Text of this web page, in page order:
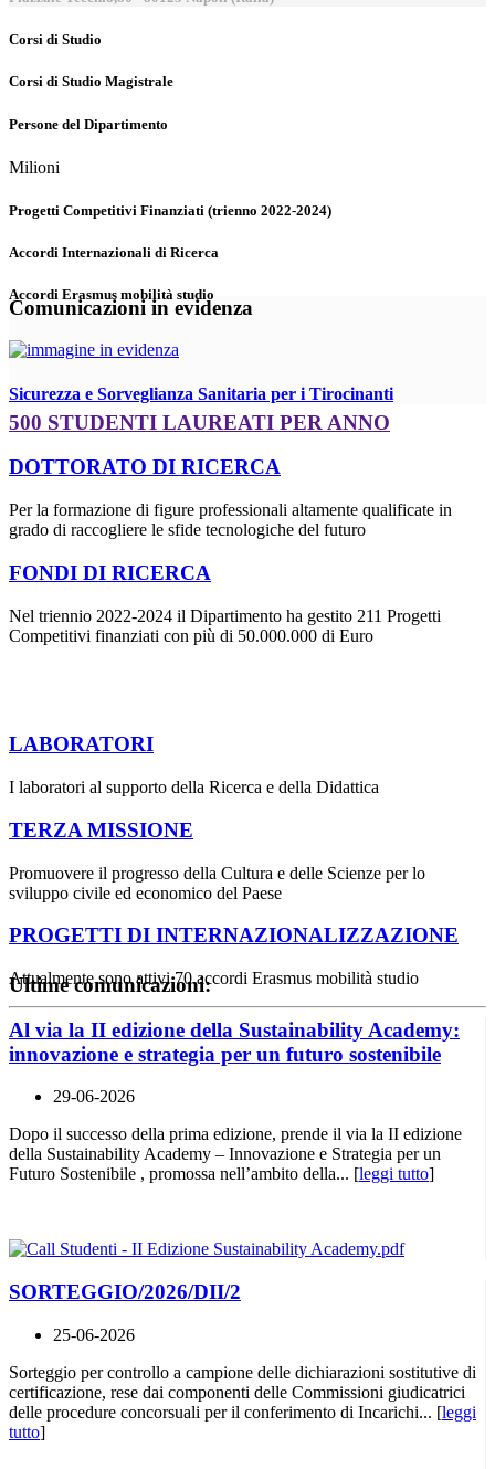
Corsi di Studio
Corsi di Studio Magistrale
Persone del Dipartimento
Milioni
Progetti Competitivi Finanziati (trienno 2022-2024)
Accordi Internazionali di Ricerca
Accordi Erasmus mobilità studio
Comunicazioni in evidenza
Sicurezza e Sorveglianza Sanitaria per i Tirocinanti
500 STUDENTI LAUREATI PER ANNO
DOTTORATO DI RICERCA
Per la formazione di figure professionali altamente qualificate in
grado di raccogliere le sfide tecnologiche del futuro
FONDI DI RICERCA
Nel triennio 2022-2024 il Dipartimento ha gestito 211 Progetti
Competitivi finanziati con più di 50.000.000 di Euro
LABORATORI
I laboratori al supporto della Ricerca e della Didattica
TERZA MISSIONE
Promuovere il progresso della Cultura e delle Scienze per lo
sviluppo civile ed economico del Paese
PROGETTI DI INTERNAZIONALIZZAZIONE
Attualmente sono attivi 70 accordi Erasmus mobilità studio
Ultime comunicazioni:
Al via la II edizione della Sustainability Academy:
innovazione e strategia per un futuro sostenibile
29-06-2026
Dopo il successo della prima edizione, prende il via la II edizione
della Sustainability Academy – Innovazione e Strategia per un
Futuro Sostenibile , promossa nell’ambito della... [leggi tutto]
SORTEGGIO/2026/DII/2
25-06-2026
Sorteggio per controllo a campione delle dichiarazioni sostitutive di
certificazione, rese dai componenti delle Commissioni giudicatrici
delle procedure concorsuali per il conferimento di Incarichi... [leggi
tutto]